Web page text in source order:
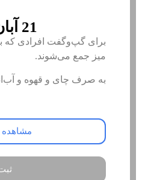
21 آبان 1402
برای گپ‌و‌گفت افرادی که
میز جمع می‌شوند.
به صرف چای و قهوه و
مشاهده